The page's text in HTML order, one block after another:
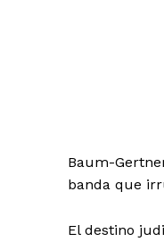
Baum-
banda que
El destino